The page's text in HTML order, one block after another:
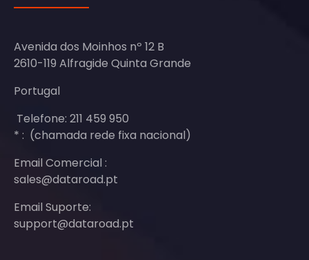
Avenida dos Moinhos nº 12 B
2610-119 Alfragide Quinta Grande
Portugal
Telefone: 211 459 950
* : (chamada rede fixa nacional)
Email Comercial :
sales@dataroad.pt
Email Suporte:
support@dataroad.pt